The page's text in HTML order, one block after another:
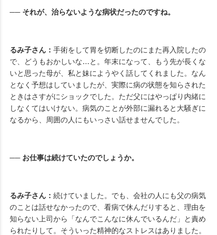
── それが、治らないような病状だったのですね。
るみ子さん： 手術をして胃を切断したのにまた再入院したの
で、どうもおかしいな…と。年末になって、もう先が長くな
いと思った母が、私と妹にようやく話してくれました。なん
となく予想はしていましたが、実際に病の状態を知らされた
ときはさすがにショックでした。ただ父にはやっぱり内緒に
しなくてはいけない。病気のことが外部に漏れると大騒ぎに
なるから、周囲の人にもいっさい話せませんでした。
── お仕事は続けていたのでしょうか。
るみ子さん： 続けていました。でも、会社の人にも父の病気
のことは話せなかったので、看病で休んだりすると、理由を
知らない上司から「なんでこんなに休んでいるんだ」と責め
られたりして。そういった精神的なストレスはありました。